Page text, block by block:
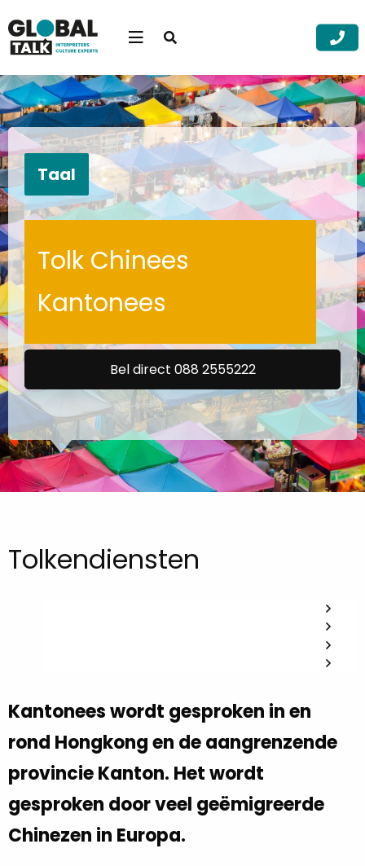
Open
Zoek
Zoek
Taal
Tolk Chinees
Kantonees
Bel direct 088 2555222
Tolkendiensten
Kantonees wordt gesproken in en
rond Hongkong en de aangrenzende
provincie Kanton. Het wordt
gesproken door veel geëmigreerde
Chinezen in Europa.